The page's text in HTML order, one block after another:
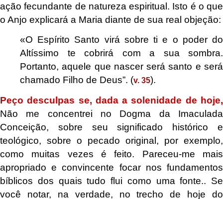
ação fecundante de natureza espiritual. Isto é o que
o Anjo explicará a Maria diante de sua real objeção:
«O Espírito Santo virá sobre ti e o poder do
Altíssimo te cobrirá com a sua sombra.
Portanto, aquele que nascer será santo e será
chamado Filho de Deus”. (v. 35).
Peço desculpas se, dada a solenidade de hoje,
Não me concentrei no Dogma da Imaculada
Conceição, sobre seu significado histórico e
teológico, sobre o pecado original, por exemplo,
como muitas vezes é feito. Pareceu-me mais
apropriado e convincente focar nos fundamentos
bíblicos dos quais tudo flui como uma fonte.. Se
você notar, na verdade, no trecho de hoje do